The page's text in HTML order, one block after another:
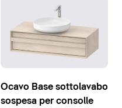
Ocavo Base sottolavabo
sospesa per consolle